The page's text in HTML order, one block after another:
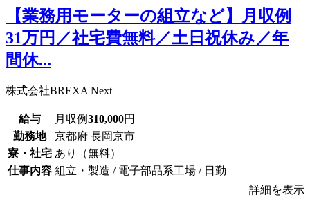
【業務用モーターの組立など】月収例
31万円／社宅費無料／土日祝休み／年
間休...
株式会社BREXA Next
給与 月収例310,000円
勤務地
京都府 長岡京市
寮・社宅 あり（無料）
仕事内容 組立・製造 / 電子部品系工場 / 日勤
詳細を表示